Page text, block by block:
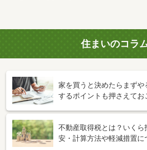
住まいのコラ
家を買うと決めたらまずや
するポイントも押さえてお
不動産取得税とは？いくら
安・計算方法や軽減措置に